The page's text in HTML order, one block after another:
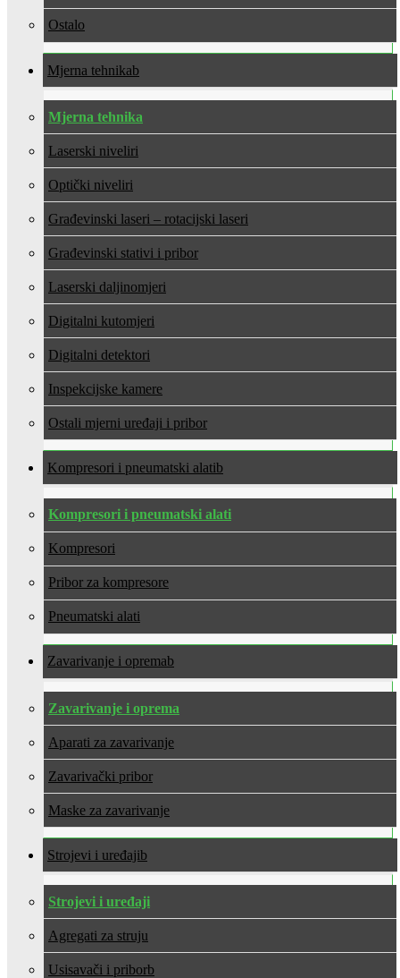
Ostalo
Mjerna tehnika
Mjerna tehnika
Laserski niveliri
Optički niveliri
Građevinski laseri – rotacijski laseri
Građevinski stativi i pribor
Laserski daljinomjeri
Digitalni kutomjeri
Digitalni detektori
Inspekcijske kamere
Ostali mjerni uređaji i pribor
Kompresori i pneumatski alati
Kompresori i pneumatski alati
Kompresori
Pribor za kompresore
Pneumatski alati
Zavarivanje i oprema
Zavarivanje i oprema
Aparati za zavarivanje
Zavarivački pribor
Maske za zavarivanje
Strojevi i uređaji
Strojevi i uređaji
Agregati za struju
Usisavači i pribor